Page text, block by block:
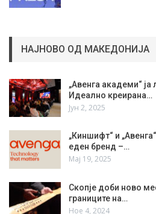
НАЈНОВО ОД МАКЕДОНИЈА
„Авенга академи“
Идеално креирана…
Јун 2, 2025
„Киншифт“ и
еден бренд –…
Мај 19, 2025
Скопје доби ново
границите на…
Ное 4, 2024